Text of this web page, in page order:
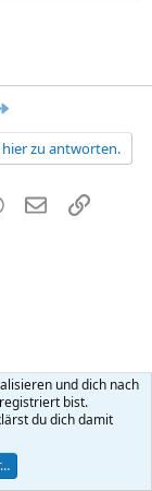
zu antworten.
WhatsApp
E-MailLink
Hilfe
R
und dich nach
bist.
du dich damit